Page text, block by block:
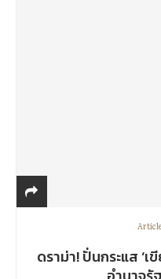
ดราม่า! ปั่นกระแส ‘